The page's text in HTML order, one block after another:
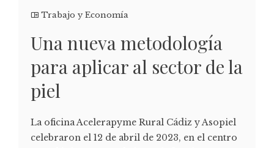
Trabajo y Economía
Una nueva metodología
para aplicar al sector de la
piel
La oficina Acelerapyme Rural Cádiz y Asopiel
celebraron el 12 de abril de 2023, en el centro